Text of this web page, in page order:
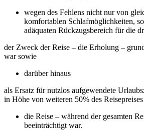
wegen des Fehlens nicht nur von
komfortablen Schlafmöglichkeiten,
adäquaten Rückzugsbereich für die
der Zweck der Reise – die Erholung –
war sowie
darüber hinaus
als Ersatz für nutzlos aufgewendete
in Höhe von weiteren 50% des
die Reise – während der gesamten
beeinträchtigt war.